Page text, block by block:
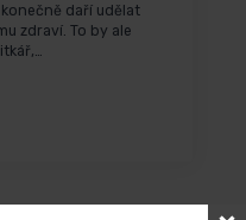
daří udělat
zdraví. To by ale